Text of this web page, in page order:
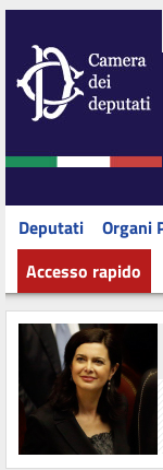
Deputati Organi
Accesso rapido